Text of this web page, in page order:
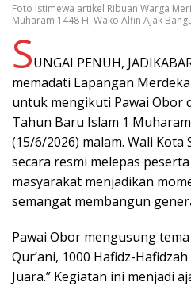
Foto Istimewa artikel Ribuan Warga
Muharam 1448 H, Wako Alfin Ajak
SUNGAI PENUH,
memadati Lapangan
untuk mengikuti Pawai Obor
Tahun Baru Islam 1
(15/6/2026) malam. Wali Kota
secara resmi melepas
masyarakat menjadikan
semangat membangun
Pawai Obor mengusung
Qur’ani, 1000 Hafidz-
Juara.” Kegiatan ini menjadi